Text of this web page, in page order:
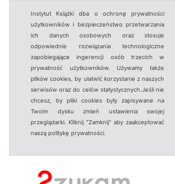
Instytut Książki dba o ochronę prywatności
użytkowników i bezpieczeństwo przetwarzania
ich danych osobowych oraz stosuje
odpowiednie rozwiązania technologiczne
zapobiegające ingerencji osób trzecich w
prywatność użytkowników. Używamy także
plików cookies, by ułatwić korzystanie z naszych
serwisów oraz do celów statystycznych.Jeśli nie
chcesz, by pliki cookies były zapisywane na
Twoim dysku zmień ustawienia swojej
przeglądarki. Kliknij "Zamknij" aby zaakceptować
naszą politykę prywatności.